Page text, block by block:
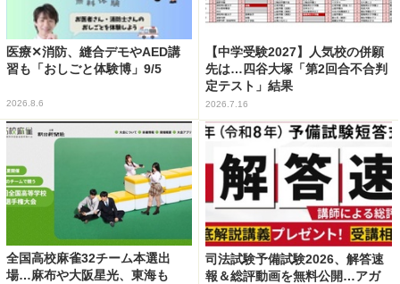
医療✕消防、縫合デモやAED講
習も「おしごと体験博」9/5
2026.8.6
【中学受験2027】人気校の併願
先は…四谷大塚「第2回合不合判
定テスト」結果
2026.7.16
全国高校麻雀32チーム本選出
場…麻布や大阪星光、東海も
司法試験予備試験2026、解答速
報＆総評動画を無料公開…アガ